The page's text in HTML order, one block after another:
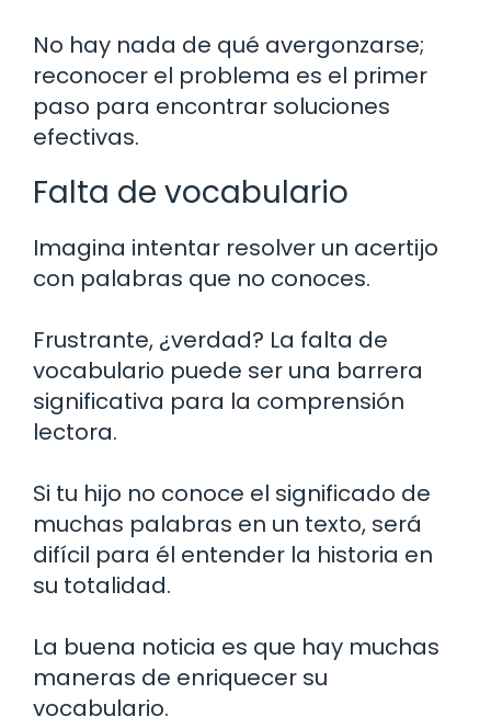
No hay nada de qué avergonzarse;
reconocer el problema es el primer
paso para encontrar soluciones
efectivas.
Falta de vocabulario
Imagina intentar resolver un acertijo
con palabras que no conoces.
Frustrante, ¿verdad? La falta de
vocabulario puede ser una barrera
significativa para la comprensión
lectora.
Si tu hijo no conoce el significado de
muchas palabras en un texto, será
difícil para él entender la historia en
su totalidad.
La buena noticia es que hay muchas
maneras de enriquecer su
vocabulario.